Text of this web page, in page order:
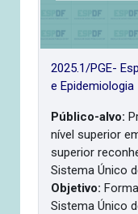
2025.1/PGE-
e Epidemiologia
Público-alvo:
nível superior
superior
Sistema Único
Objetivo:
Sistema Único